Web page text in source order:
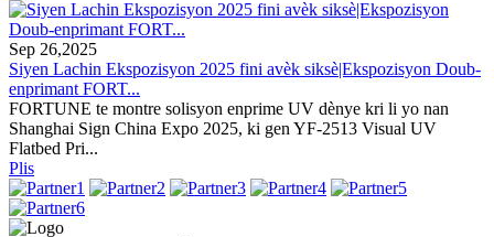
Sep 26,2025
Siyen Lachin Ekspozisyon 2025 fini avèk siksè|Ekspozisyon Doub-
enprimant FORT...
FORTUNE te montre solisyon enprime UV dènye kri li yo nan
Shanghai Sign China Expo 2025, ki gen YF-2513 Visual UV
Flatbed Pri...
Plis